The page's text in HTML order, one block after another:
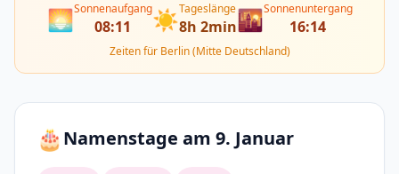
🌅Sonnenaufgang
08:11 ☀️Tageslänge
8h 2min🌇Sonnenuntergang
16:14
Zeiten für Berlin (Mitte Deutschland)
🎂Namenstage am 9. Januar